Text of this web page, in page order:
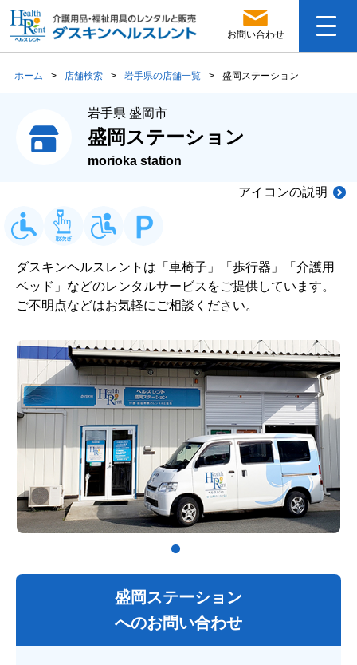
お問い合わせ
ホーム > 店舗検索 > 岩手県の店舗一覧 > 盛岡ステーション
岩手県 盛岡市
盛岡ステーション
morioka station
アイコンの説明
ダスキンヘルスレントは「車椅子」「歩行器」「介護用
ベッド」などのレンタルサービスをご提供しています。
ご不明点などはお気軽にご相談ください。
盛岡ステーション
へのお問い合わせ